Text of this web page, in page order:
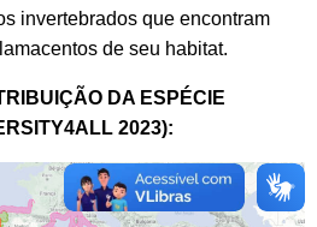
invertebrados que encontram
de seu habitat.
DA ESPÉCIE
2023):